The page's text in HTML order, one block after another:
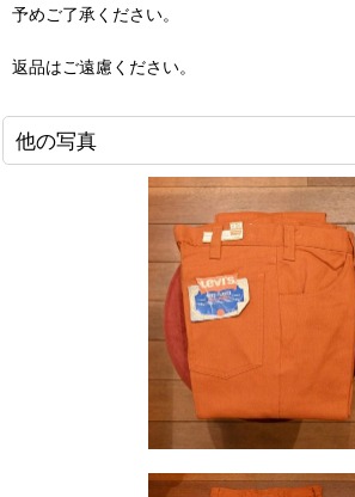
予めご了承ください。
返品はご遠慮ください。
他の写真